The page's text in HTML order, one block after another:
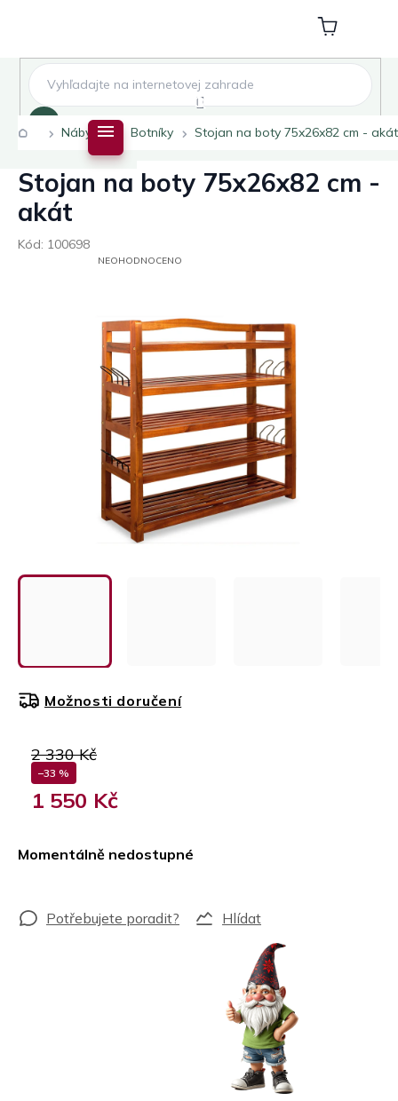
Nákupní
košík
DomůNábytek Botníky Stojan na boty 75x26x82 cm - akát
Stojan na boty 75x26x82 cm -
akát
Kód: 100698
PRŮMĚRNÉNEOHODNOCENO
2 330 Kč
–33 %
1 550 Kč
Momentálně nedostupné
Možnosti doručení
Hlídat